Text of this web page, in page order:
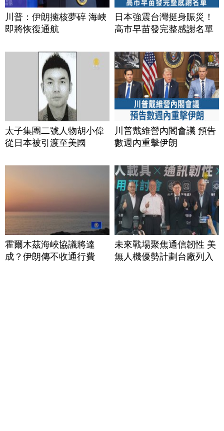
川普：伊朗擁核夢碎 海峽
即將恢復通航
日本強震台灣挺身賑災！
高市早苗發完整感謝名單
太子集團二號人物胡小偉
從日本被引渡至美國
川普戴維營內閣會議 預告
數週內重擊伊朗
霍爾木茲海峽協議將達
成？伊朗傳不收通行費
未來戰場聚焦通信韌性 美
無人機優勢計劃台廠列入